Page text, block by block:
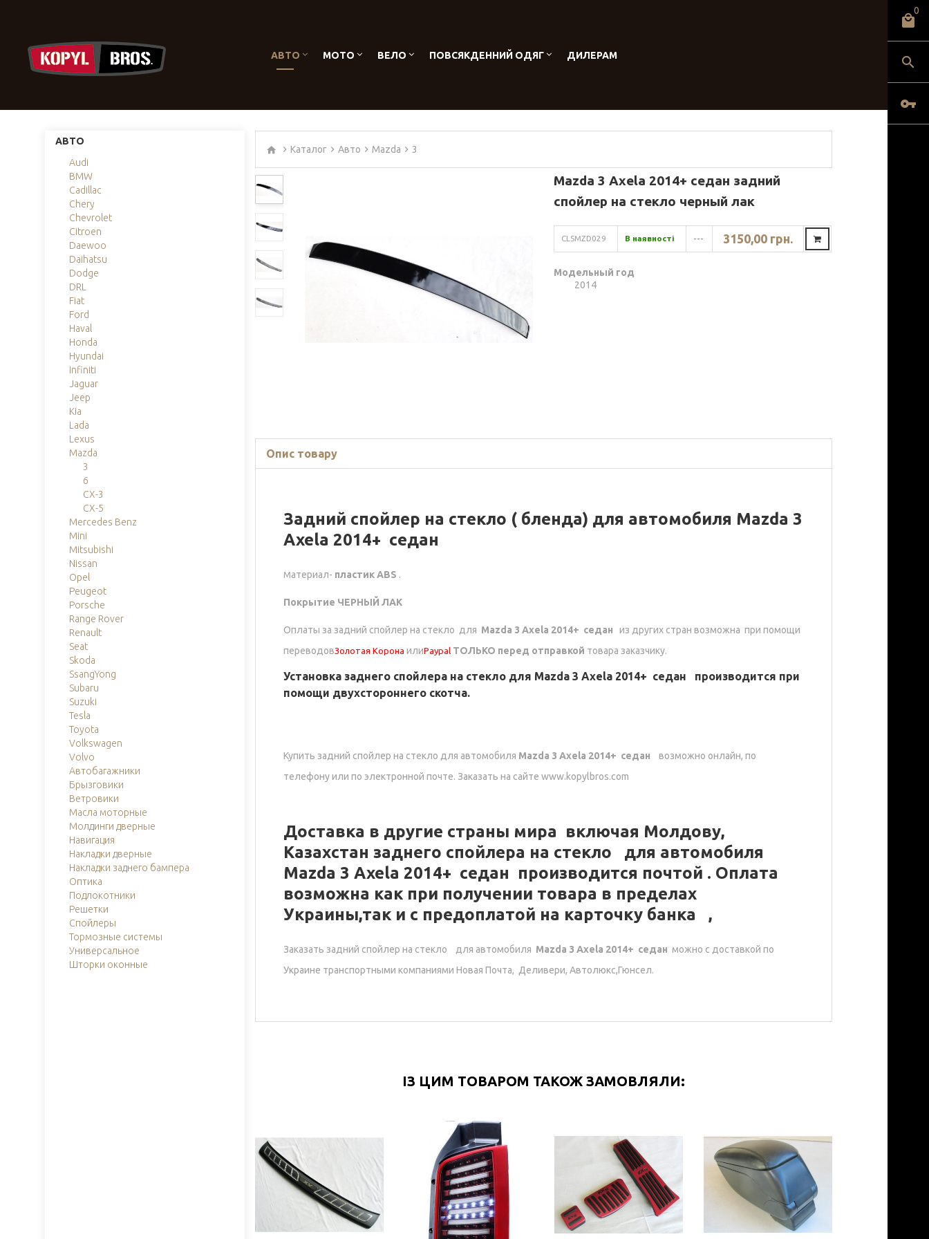
0
АВТО МОТО ВЕЛО ПОВСЯКДЕННИЙ ОДЯГ ДИЛЕРАМ
АВТО
Audi
BMW
Cadillac
Chery
Chevrolet
Citroen
Daewoo
Daihatsu
Dodge
DRL
Fiat
Ford
Haval
Honda
Hyundai
Infiniti
Jaguar
Jeep
Kia
Lada
Lexus
Mazda
3
6
CX-3
CX-5
Mercedes Benz
Mini
Mitsubishi
Nissan
Opel
Peugeot
Porsche
Range Rover
Renault
Seat
Skoda
SsangYong
Subaru
Suzuki
Tesla
Toyota
Volkswagen
Volvo
Автобагажники
Брызговики
Ветровики
Масла моторные
Молдинги дверные
Навигация
Накладки дверные
Накладки заднего бампера
Оптика
Подлокотники
Решетки
Спойлеры
Тормозные системы
Универсальное
Шторки оконные
Каталог Авто Mazda 3
Mazda 3 Axela 2014+ седан задний
спойлер на стекло черный лак
CLSMZD029 В наявності --- 3150,00 грн.
Модельный год
2014
Опис товару
Задний спойлер на стекло ( бленда) для автомобиля Mazda 3
Axela 2014+ седан
Материал- пластик ABS .
Покрытие ЧЕРНЫЙ ЛАК
Оплаты за задний спойлер на стекло для Mazda 3 Axela 2014+ седан
из других стран возможна при помощи
переводовЗолотая Корона илиPaypal ТОЛЬКО перед отправкой товара заказчику.
Установка заднего спойлера на стекло для Mazda 3 Axela 2014+ седан производится при
помощи двухстороннего скотча.
Купить задний спойлер на стекло для автомобиля Mazda 3 Axela 2014+ седан
возможно онлайн, по
телефону или по электронной почте. Заказать на сайте www.kopylbros.com
Доставка в другие страны мира включая Молдову,
Казахстан заднего спойлера на стекло для автомобиля
Mazda 3 Axela 2014+ седан производится почтой . Оплата
возможна как при получении товара в пределах
Украины,так и с предоплатой на карточку банка ,
Заказать задний спойлер на стекло для автомобиля Mazda 3 Axela 2014+ седан можно с доставкой по
Украине транспортными компаниями Новая Почта, Деливери, Автолюкс,Гюнсел.
ІЗ ЦИМ ТОВАРОМ ТАКОЖ ЗАМОВЛЯЛИ: